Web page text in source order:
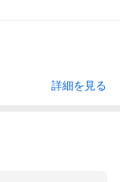
詳細を見る